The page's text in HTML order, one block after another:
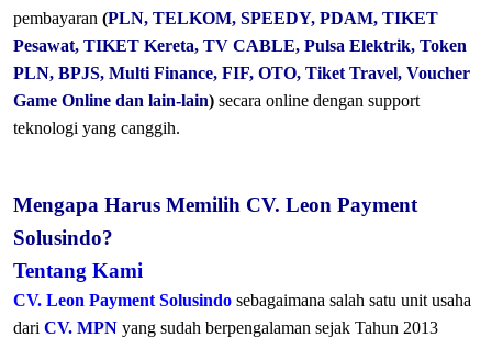
pembayaran (PLN, TELKOM, SPEEDY, PDAM, TIKET
Pesawat, TIKET Kereta, TV CABLE, Pulsa Elektrik, Token
PLN, BPJS, Multi Finance, FIF, OTO, Tiket Travel, Voucher
Game Online dan lain-lain) secara online dengan support
teknologi yang canggih.
Mengapa Harus Memilih CV. Leon Payment
Solusindo?
Tentang Kami
CV. Leon Payment Solusindo sebagaimana salah satu unit usaha
dari CV. MPN yang sudah berpengalaman sejak Tahun 2013